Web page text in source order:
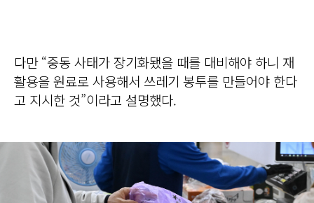
다만 “중동 사태가 장기화됐을 때를 대비해야 하니 재
활용을 원료로 사용해서 쓰레기 봉투를 만들어야 한다
고 지시한 것”이라고 설명했다.